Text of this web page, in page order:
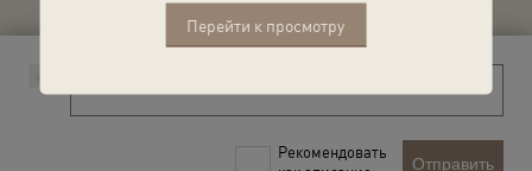
Перейти к просмотру
Рекомендовать
Отправить